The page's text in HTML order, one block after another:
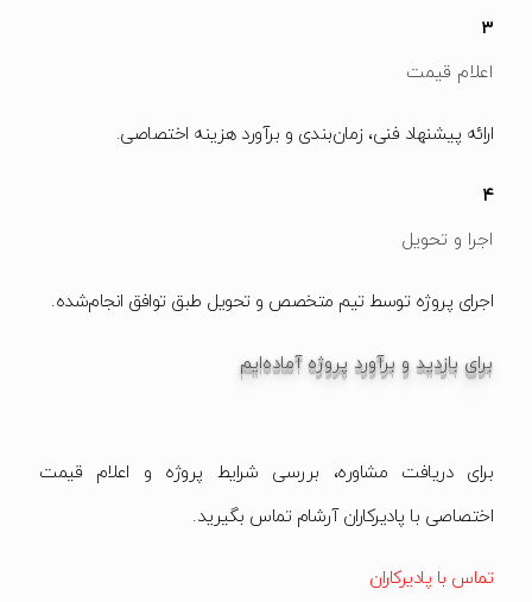
۳
اعلام قیمت
ارائه پیشنهاد فنی، زمان‌بندی و برآورد هزینه اختصاصی.
۴
اجرا و تحویل
اجرای پروژه توسط تیم متخصص و تحویل طبق توافق انجام‌شده.
برای بازدید و برآورد پروژه آماده‌ایم
برای دریافت مشاوره، بررسی شرایط پروژه و اعلام قیمت
اختصاصی با پادیرکاران آرشام تماس بگیرید.
تماس با پادیرکاران